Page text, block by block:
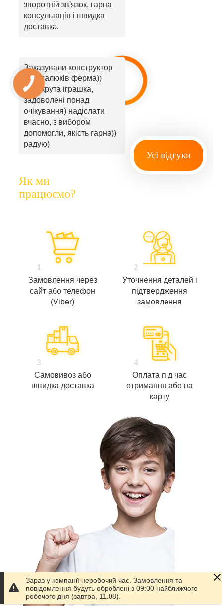
зворотній зв'язок, гарна
консультація і швидка
доставка.
Заказували конструктор
для малюків ферма))
мегакрута іграшка,
задоволені понад
очікування) надіслати
вчасно, з вибором
допомогли, якість гарна))
радую)
Усі відгуки
Як ми
працюємо?
1
Замовлення через
сайт або телефон
(Viber)
2
Уточнення деталей і
підтвердження
замовлення
3
Самовивоз або
швидка доставка
4
Оплата під час
отримання або на
карту
Зараз у компанії неробочий час. Замовлення та
повідомлення будуть оброблені з 09:00 найближчого
робочого дня (завтра, 11.08).